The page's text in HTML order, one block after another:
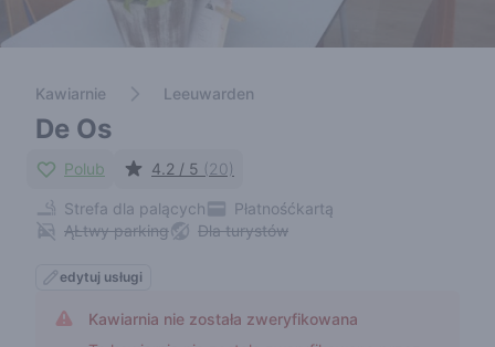
Kawiarnie Leeuwarden
De Os
Polub 4.2 / 5 (20)
Strefa dla palących
Płatnośćkartą
ĄŁtwy parking
Dla turystów
edytuj usługi
Kawiarnia nie została zweryfikowana